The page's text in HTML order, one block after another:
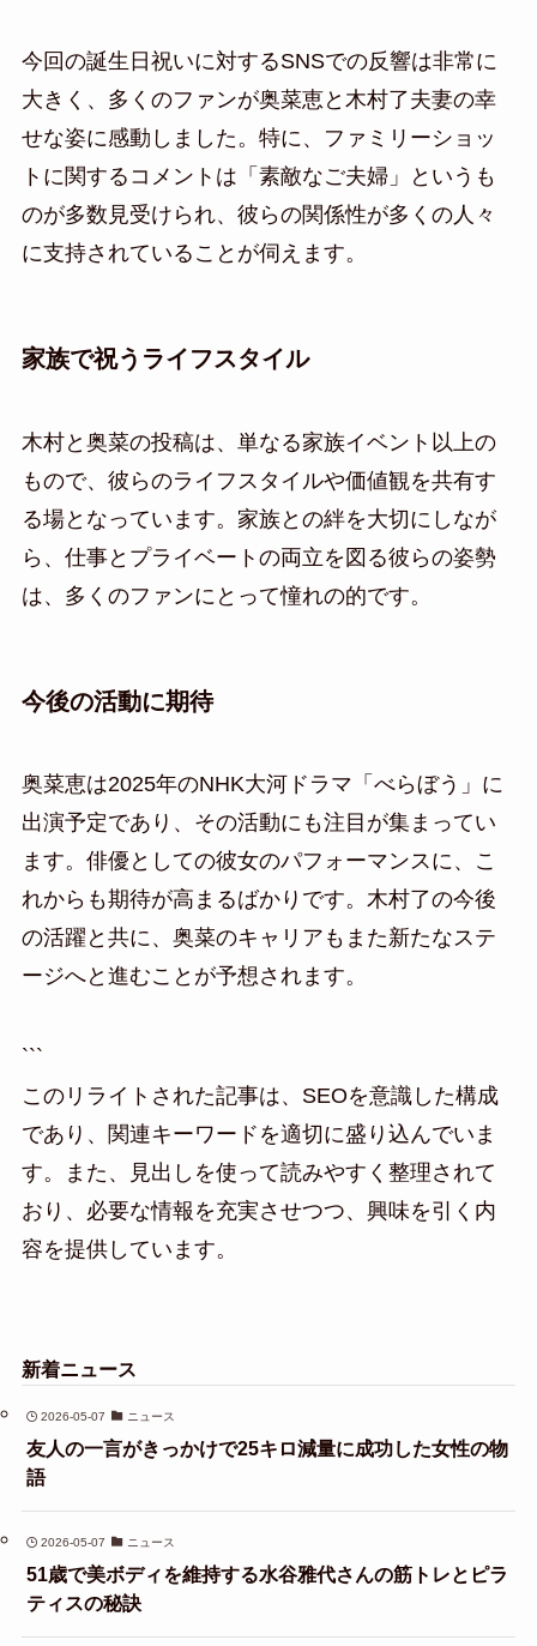
今回の誕生日祝いに対するSNSでの反響は非常に
大きく、多くのファンが奥菜恵と木村了夫妻の幸
せな姿に感動しました。特に、ファミリーショッ
トに関するコメントは「素敵なご夫婦」というも
のが多数見受けられ、彼らの関係性が多くの人々
に支持されていることが伺えます。
家族で祝うライフスタイル
木村と奥菜の投稿は、単なる家族イベント以上の
もので、彼らのライフスタイルや価値観を共有す
る場となっています。家族との絆を大切にしなが
ら、仕事とプライベートの両立を図る彼らの姿勢
は、多くのファンにとって憧れの的です。
今後の活動に期待
奥菜恵は2025年のNHK大河ドラマ「べらぼう」に
出演予定であり、その活動にも注目が集まってい
ます。俳優としての彼女のパフォーマンスに、こ
れからも期待が高まるばかりです。木村了の今後
の活躍と共に、奥菜のキャリアもまた新たなステ
ージへと進むことが予想されます。
```
このリライトされた記事は、SEOを意識した構成
であり、関連キーワードを適切に盛り込んでいま
す。また、見出しを使って読みやすく整理されて
おり、必要な情報を充実させつつ、興味を引く内
容を提供しています。
新着ニュース
2026-05-07 ニュース
友人の一言がきっかけで25キロ減量に成功した女性の物
語
2026-05-07 ニュース
51歳で美ボディを維持する水谷雅代さんの筋トレとピラ
ティスの秘訣